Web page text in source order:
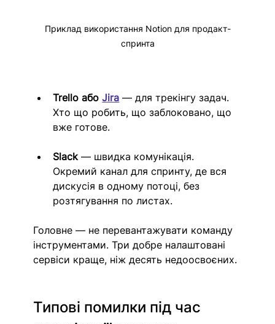
Приклад використання Notion для продакт-
спринта
Trello або Jira — для трекінгу задач.
Хто що робить, що заблоковано, що
вже готове.
Slack — швидка комунікація.
Окремий канал для спринту, де вся
дискусія в одному потоці, без
розтягування по листах.
Головне — не перевантажувати команду
інструментами. Три добре налаштовані
сервіси краще, ніж десять недоосвоєних.
Типові помилки під час